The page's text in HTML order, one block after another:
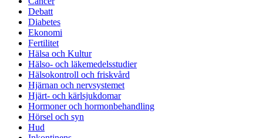
Debatt
Diabetes
Ekonomi
Fertilitet
Hälsa och Kultur
Hälso- och läkemedelsstudier
Hälsokontroll och friskvård
Hjärnan och nervsystemet
Hjärt- och kärlsjukdomar
Hormoner och hormonbehandling
Hörsel och syn
Hud